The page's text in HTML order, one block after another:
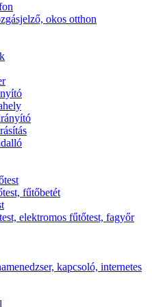
okos otthon
fűtőbetét
elektromos fűtőtest, fagyőr
kapcsoló, internetes